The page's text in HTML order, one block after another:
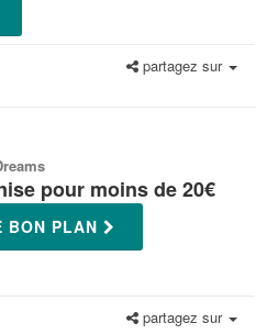
partagez sur
pour moins de 20€
BON PLAN
partagez sur